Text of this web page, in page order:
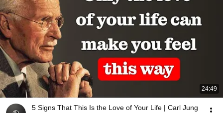
24:49
5 Signs That This Is the Love of Your Life | Carl Jung